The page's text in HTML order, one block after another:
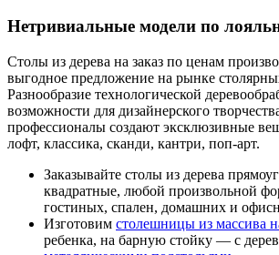
Нетривиальные модели по
Столы из дерева на заказ по ценам
выгодное предложение на рынке
Разнообразие технологической
возможности для дизайнерского
профессионалы создают эксклюзивные
лофт, классика, сканди, кантри, поп-арт.
Заказывайте столы из дерева
квадратные, любой произвольной
гостиных, спален, домашних и
Изготовим столешницы из массива
ребенка, на барную стойку — с